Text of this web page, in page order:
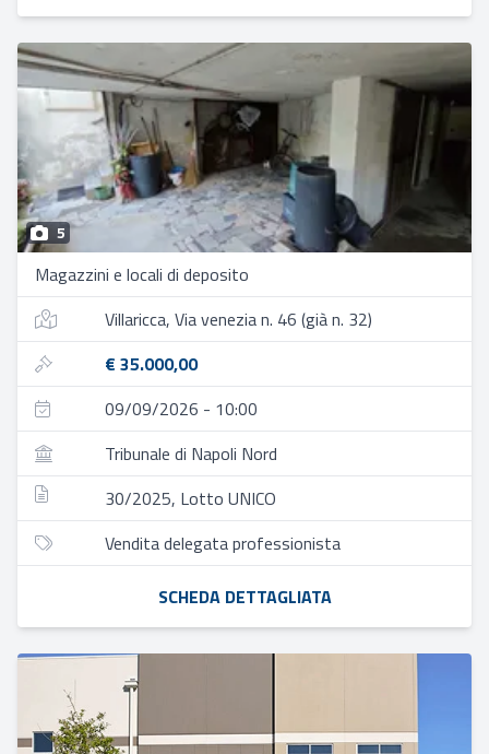
5
Magazzini e locali di deposito
Villaricca, Via venezia n. 46 (già n. 32)
€ 35.000,00
09/09/2026 - 10:00
Tribunale di Napoli Nord
30/2025, Lotto UNICO
Vendita delegata professionista
SCHEDA DETTAGLIATA